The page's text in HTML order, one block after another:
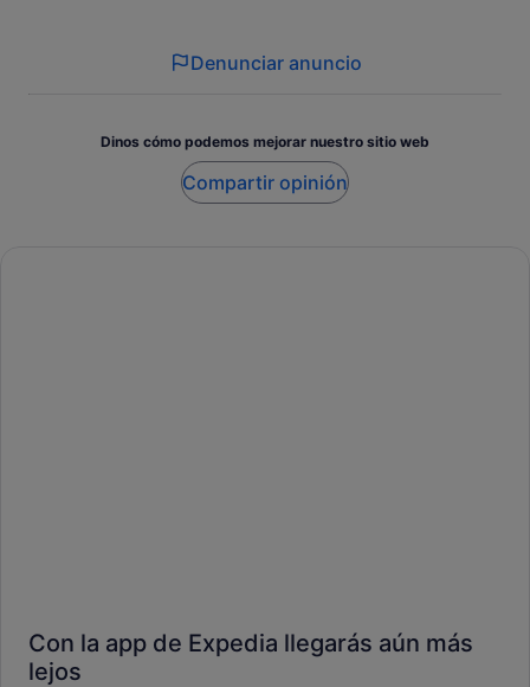
Denunciar anuncio
Dinos cómo podemos mejorar nuestro sitio web
Compartir opinión
Con la app de Expedia llegarás aún más
lejos